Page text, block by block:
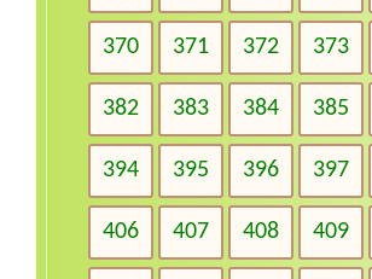
370 371 372 373
382 383 384 385
394 395 396 397
406 407 408 409